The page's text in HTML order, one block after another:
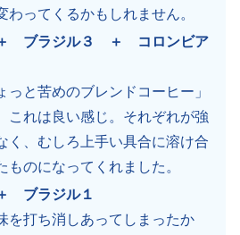
わってくるかもしれません。
ブラジル３ ＋ コロンビア
っと苦めのブレンドコーヒー」
これは良い感じ。それぞれが強
く、むしろ上手い具合に溶け合
ものになってくれました。
ブラジル１
を打ち消しあってしまったか